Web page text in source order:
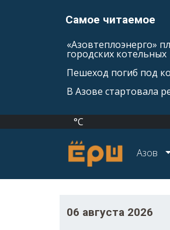
Самое читаемое
«Азовтеплоэнерго»
городских котельных
Пешеход погиб под
В Азове стартовала
°C
Азов
06 августа 2026